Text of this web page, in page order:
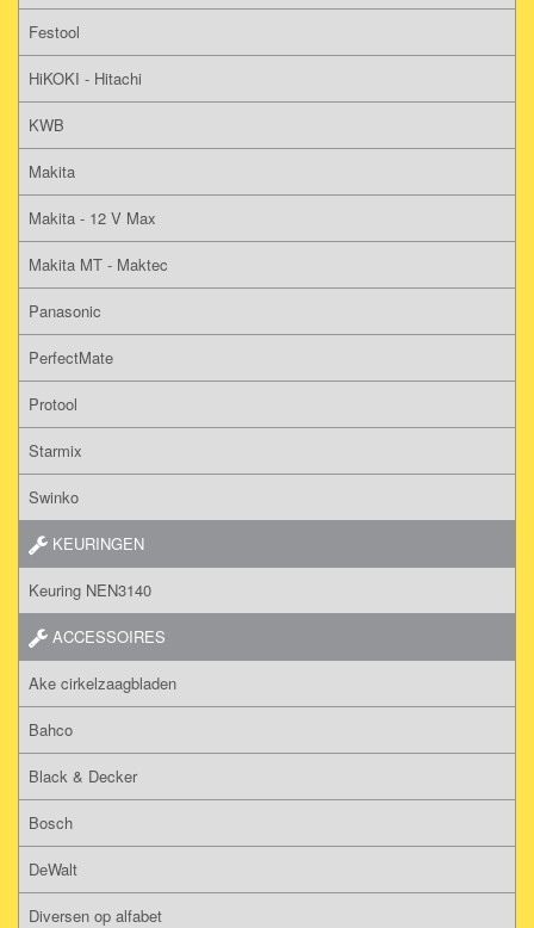
Festool
HiKOKI - Hitachi
KWB
Makita
Makita - 12 V Max
Makita MT - Maktec
Panasonic
PerfectMate
Protool
Starmix
Swinko
KEURINGEN
Keuring NEN3140
ACCESSOIRES
Ake cirkelzaagbladen
Bahco
Black & Decker
Bosch
DeWalt
Diversen op alfabet